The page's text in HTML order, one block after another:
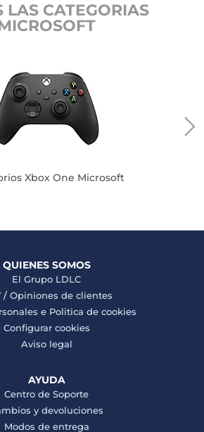
LAS CATEGORIAS
Xbox One Microsoft
QUIENES SOMOS
El Grupo LDLC
/ Opiniones de clientes
e Politica de cookies
Configurar cookies
Aviso legal
AYUDA
Centro de Soporte
y devoluciones
Modos de entrega